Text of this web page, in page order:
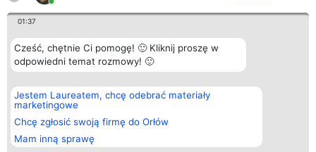
01:37
Cześć, chętnie Ci pomogę! 🙂 Kliknij proszę w
odpowiedni temat rozmowy! 🙂
Jestem Laureatem, chcę odebrać materiały
marketingowe
Chcę zgłosić swoją firmę do Orłów
Mam inną sprawę
Organizator plebiscytu
Bright Side Solutions sp. z o.
o. sp. k.
ul. Ruska 22
Wrocław 50-079
KRS 0000749100 | Regon
381313360 | NIP 8943132676
Plebiscyt
Laureaci
wszystkich
Laureatów
Regulamin
Kontakt
Kontakt